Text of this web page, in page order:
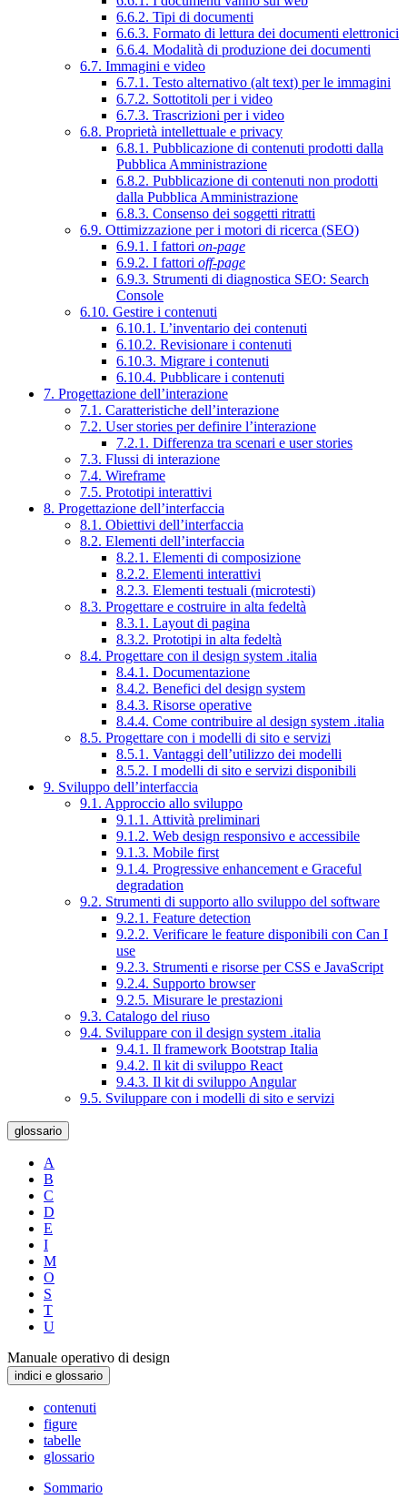
6.6.2. Tipi di documenti
6.6.3. Formato di lettura dei documenti elettronici
6.6.4. Modalità di produzione dei documenti
6.7. Immagini e video
6.7.1. Testo alternativo (alt text) per le immagini
6.7.2. Sottotitoli per i video
6.7.3. Trascrizioni per i video
6.8. Proprietà intellettuale e privacy
6.8.1. Pubblicazione di contenuti prodotti dalla
Pubblica Amministrazione
6.8.2. Pubblicazione di contenuti non prodotti
dalla Pubblica Amministrazione
6.8.3. Consenso dei soggetti ritratti
6.9. Ottimizzazione per i motori di ricerca (SEO)
6.9.1. I fattori on-page
6.9.2. I fattori off-page
6.9.3. Strumenti di diagnostica SEO: Search
Console
6.10. Gestire i contenuti
6.10.1. L’inventario dei contenuti
6.10.2. Revisionare i contenuti
6.10.3. Migrare i contenuti
6.10.4. Pubblicare i contenuti
7. Progettazione dell’interazione
7.1. Caratteristiche dell’interazione
7.2. User stories per definire l’interazione
7.2.1. Differenza tra scenari e user stories
7.3. Flussi di interazione
7.4. Wireframe
7.5. Prototipi interattivi
8. Progettazione dell’interfaccia
8.1. Obiettivi dell’interfaccia
8.2. Elementi dell’interfaccia
8.2.1. Elementi di composizione
8.2.2. Elementi interattivi
8.2.3. Elementi testuali (microtesti)
8.3. Progettare e costruire in alta fedeltà
8.3.1. Layout di pagina
8.3.2. Prototipi in alta fedeltà
8.4. Progettare con il design system .italia
8.4.1. Documentazione
8.4.2. Benefici del design system
8.4.3. Risorse operative
8.4.4. Come contribuire al design system .italia
8.5. Progettare con i modelli di sito e servizi
8.5.1. Vantaggi dell’utilizzo dei modelli
8.5.2. I modelli di sito e servizi disponibili
9. Sviluppo dell’interfaccia
9.1. Approccio allo sviluppo
9.1.1. Attività preliminari
9.1.2. Web design responsivo e accessibile
9.1.3. Mobile first
9.1.4. Progressive enhancement e Graceful
degradation
9.2. Strumenti di supporto allo sviluppo del software
9.2.1. Feature detection
9.2.2. Verificare le feature disponibili con Can I
use
9.2.3. Strumenti e risorse per CSS e JavaScript
9.2.4. Supporto browser
9.2.5. Misurare le prestazioni
9.3. Catalogo del riuso
9.4. Sviluppare con il design system .italia
9.4.1. Il framework Bootstrap Italia
9.4.2. Il kit di sviluppo React
9.4.3. Il kit di sviluppo Angular
9.5. Sviluppare con i modelli di sito e servizi
glossario
A
B
C
D
E
I
M
O
S
T
U
Manuale operativo di design
indici e glossario
contenuti
figure
tabelle
glossario
Sommario